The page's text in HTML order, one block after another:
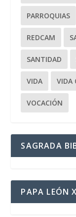
PARROQUIAS
REDCAM
SANTIDAD
VIDA VIDA
VOCACIÓN
SAGRADA
PAPA LEÓN